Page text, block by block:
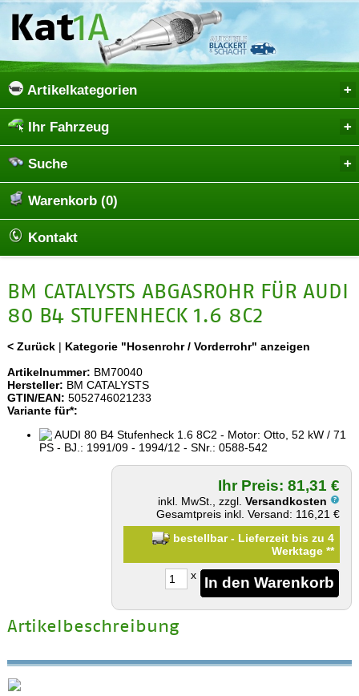
Artikelkategorien
Ihr Fahrzeug
Suche
Warenkorb (0)
Kontakt
BM CATALYSTS ABGASROHR FÜR AUDI
80 B4 STUFENHECK 1.6 8C2
< Zurück| Kategorie "Hosenrohr / Vorderrohr" anzeigen
Artikelnummer: BM70040
Hersteller: BM CATALYSTS
GTIN/EAN: 5052746021233
Variante für*:
AUDI 80 B4 Stufenheck 1.6 8C2 - Motor: Otto, 52 kW / 71
PS - BJ.: 1991/09 - 1994/12 - SNr.: 0588-542
Ihr Preis: 81,31 €
inkl. MwSt., zzgl.Versandkosten
Gesamtpreis inkl. Versand: 116,21 €
bestellbar - Lieferzeit bis zu 4
Werktage**
x
Artikelbeschreibung